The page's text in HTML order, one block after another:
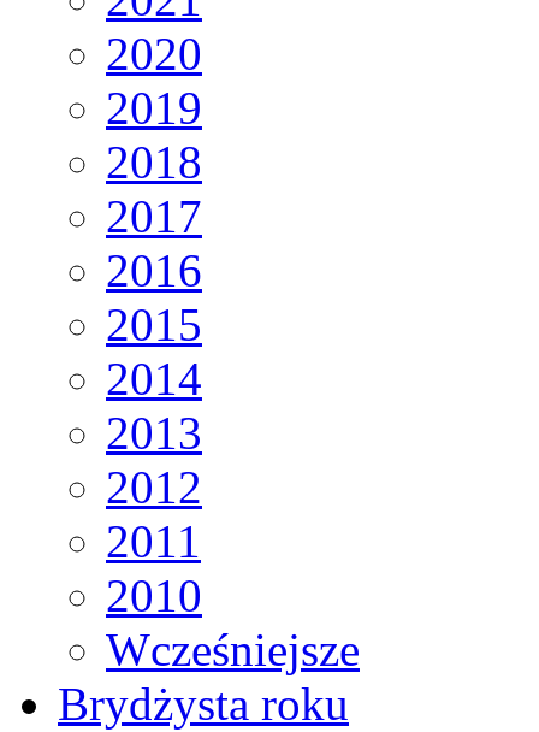
2020
2019
2018
2017
2016
2015
2014
2013
2012
2011
2010
Wcześniejsze
Brydżysta roku